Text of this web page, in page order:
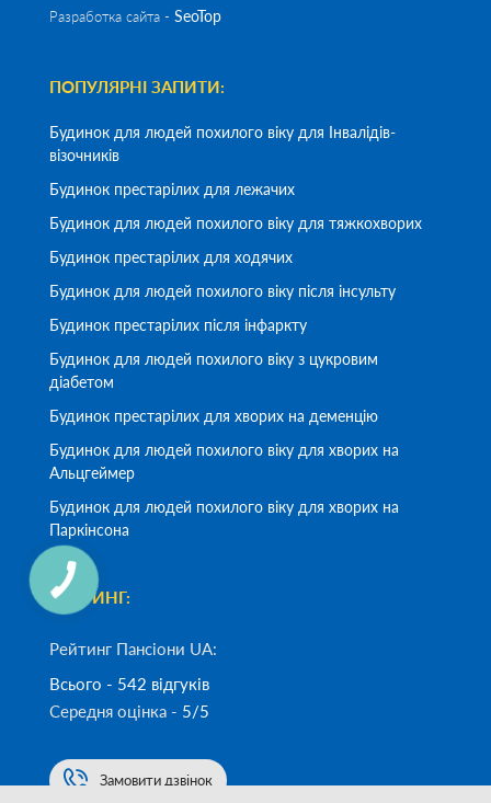
Разработка сайта - SeoTop
ПОПУЛЯРНІ ЗАПИТИ:
Будинок для людей похилого віку для Інвалідів-
візочників
Будинок престарілих для лежачих
Будинок для людей похилого віку для тяжкохворих
Будинок престарілих для ходячих
Будинок для людей похилого віку після інсульту
Будинок престарілих після інфаркту
Будинок для людей похилого віку з цукровим
діабетом
Будинок престарілих для хворих на деменцію
Будинок для людей похилого віку для хворих на
Альцгеймер
Будинок для людей похилого віку для хворих на
Паркінсона
РЕЙТИНГ:
Рейтинг Пансіони UA:
Всього - 542 відгуків
Середня оцінка - 5/5
Замовити дзвінок